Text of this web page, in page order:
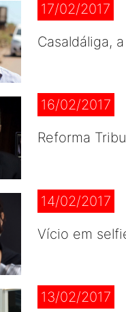
17/02/2017
Casaldáliga,
16/02/2017
Reforma
14/02/2017
Vício em
13/02/2017